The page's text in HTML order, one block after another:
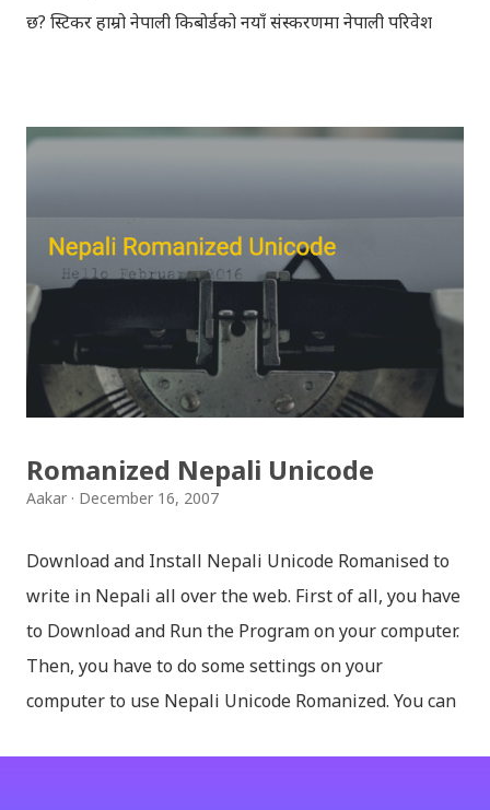
छ? स्टिकर हाम्रो नेपाली किबोर्डको नयाँ संस्करणमा नेपाली परिवेश
इन्स्टाग्राम आदि जुनसुकै एप्लिकेशनमा पनि प्रयोग गर्न मिल्ने यी नेपाली
मैचासमेत गरी आठ किसिमका स्टिकरहरु समावेश गरिएकोछ । हाम्रो
नेपाली किबोर्डको इमोजी खण्डमा गएर यी स्टिकरहरु प्रयोग गर्न सकिन्छ
। थिम हाम्रो नेपाली किबोर्डको यस संस्करणमा नयाँ किबोर्ड थिम पनि
थपिएको छ । हाम्रो नेपाली किबोर्डको सेटिङमा गएर आफूलाई मन पर्ने
थिम छान्न सकिन्छ । डार्क तथा लाइट गरेर हाललाई दुई डिजाइनमा
किबोर्ड थिम उपलब्ध छ । चलनचल्तिको “ब...
Romanized Nepali Unicode
Aakar December 16, 2007
Download and Install Nepali Unicode Romanised to
write in Nepali all over the web. First of all, you have
to Download and Run the Program on your computer.
Then, you have to do some settings on your
computer to use Nepali Unicode Romanized. You can